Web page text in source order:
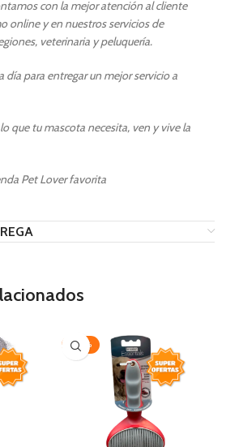
con la mejor atención al cliente
online y en nuestros servicios de
veterinaria y peluquería.
día para entregar un mejor servicio a
que tu mascota necesita, ven y vive la
Pet Lover favorita
-20%